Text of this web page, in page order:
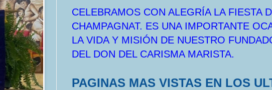
CELEBRAMOS CON ALEGRÍA LA FIESTA
CHAMPAGNAT. ES UNA IMPORTANTE
LA VIDA Y MISIÓN DE NUESTRO
DEL DON DEL CARISMA MARISTA.
PAGINAS MAS VISTAS EN LOS